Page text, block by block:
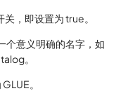
关，即设置为 true。
个意义明确的名字，如
。
。